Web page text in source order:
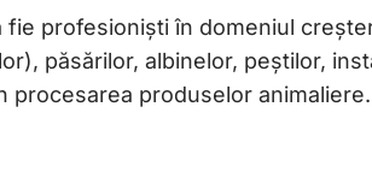
fie profesioniști în domeniul
păsărilor, albinelor, peștilor,
procesarea produselor animaliere.